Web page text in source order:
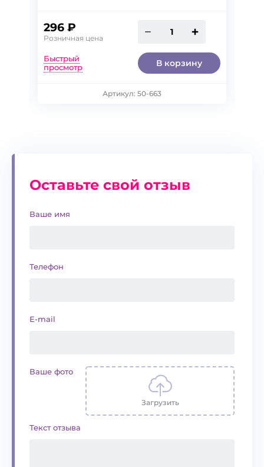
296 ₽
Розничная цена
Быстрый
просмотр
В корзину
Артикул: 50-663
Оставьте свой отзыв
Ваше имя
Телефон
E-mail
Ваше фото
Загрузить
Текст отзыва